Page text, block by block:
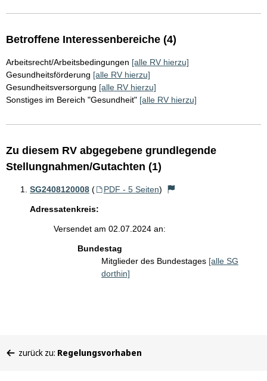
Betroffene Interessenbereiche (4)
Arbeitsrecht/Arbeitsbedingungen [alle RV hierzu]
Gesundheitsförderung [alle RV hierzu]
Gesundheitsversorgung [alle RV hierzu]
Sonstiges im Bereich "Gesundheit" [alle RV hierzu]
Zu diesem RV abgegebene grundlegende
Stellungnahmen/Gutachten (1)
SG2408120008 ( PDF - 5 Seiten)
Adressatenkreis:
Versendet am 02.07.2024 an:
Bundestag
Mitglieder des Bundestages [alle SG
dorthin]
befinden
zurück zu: Regelungsvorhaben